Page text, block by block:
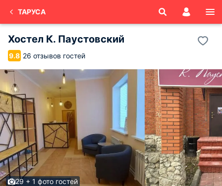
ТАРУСА
Хостел К. Паустовский
9.8 26 отзывов гостей
29 + 1 фото гостей